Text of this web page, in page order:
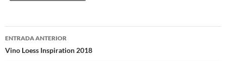
Navegación
de
ENTRADA ANTERIOR
Vino Loess Inspiration 2018